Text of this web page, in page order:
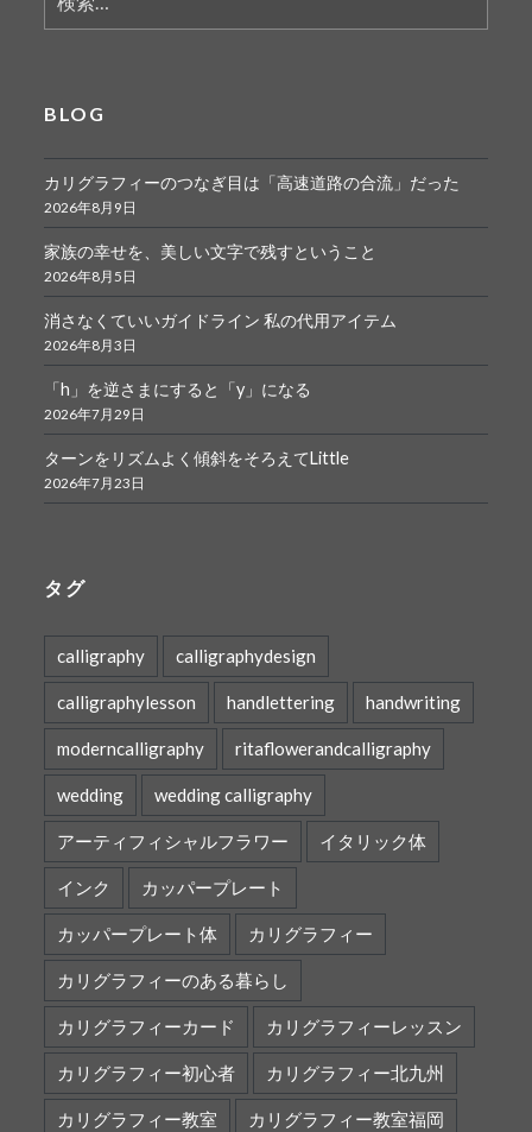
索:
BLOG
カリグラフィーのつなぎ目は「高速道路の合流」だった
2026年8月9日
家族の幸せを、美しい文字で残すということ
2026年8月5日
消さなくていいガイドライン 私の代用アイテム
2026年8月3日
「h」を逆さまにすると「y」になる
2026年7月29日
ターンをリズムよく傾斜をそろえてLittle
2026年7月23日
タグ
calligraphy calligraphydesign
calligraphylesson handlettering handwriting
moderncalligraphy ritaflowerandcalligraphy
wedding wedding calligraphy
アーティフィシャルフラワー イタリック体
インク カッパープレート
カッパープレート体 カリグラフィー
カリグラフィーのある暮らし
カリグラフィーカード カリグラフィーレッスン
カリグラフィー初心者 カリグラフィー北九州
カリグラフィー教室 カリグラフィー教室福岡